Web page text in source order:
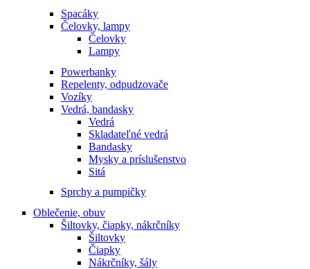
Spacáky
Čelovky, lampy
Čelovky
Lampy
Powerbanky
Repelenty, odpudzovače
Vozíky
Vedrá, bandasky
Vedrá
Skladateľné vedrá
Bandasky
Mysky a príslušenstvo
Sitá
Sprchy a pumpičky
Oblečenie, obuv
Šiltovky, čiapky, nákrčníky
Šiltovky
Čiapky
Nákrčníky, šály